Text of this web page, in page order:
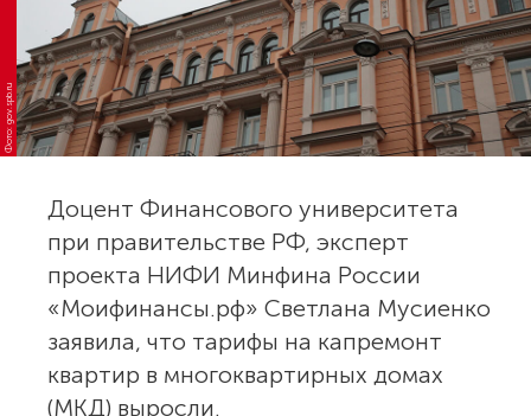
Фото: gov.spb.ru
Доцент Финансового университета
при правительстве РФ, эксперт
проекта НИФИ Минфина России
«Моифинансы.рф» Светлана Мусиенко
заявила, что тарифы на капремонт
квартир в многоквартирных домах
(МКД) выросли.